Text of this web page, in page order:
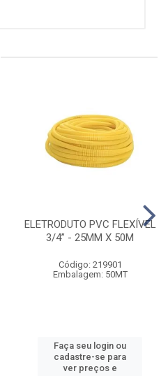
ELETRODUTO PVC FLEXÍVEL
3/4” - 25MM X 50M
Código: 219901
Embalagem: 50MT
Faça seu login ou
cadastre-se para
ver preços e